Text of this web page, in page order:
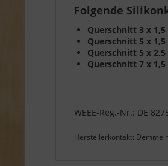
Folgende
Querschnitt 3 x
Querschnitt 5 x
Querschnitt 5 x
Querschnitt 7 x
WEEE-Reg.-Nr.: DE
Herstellerkontakt: